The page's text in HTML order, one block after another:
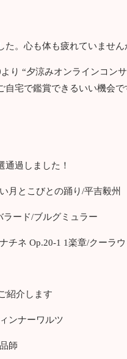
た。心も体も疲れていませ
り “夕涼みオンラインコン
自宅で鑑賞できるいい機会で
通過しました！
月とこびとの踊り/平吉毅州
ード/ブルグミュラー
チネ Op.20-1 1楽章/クーラウ
紹介します
ンナーワルツ
師